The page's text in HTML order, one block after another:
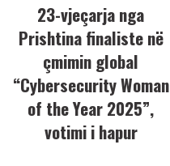
23-vjeçarja nga
Prishtina finaliste në
çmimin global
“Cybersecurity Woman
of the Year 2025”,
votimi i hapur